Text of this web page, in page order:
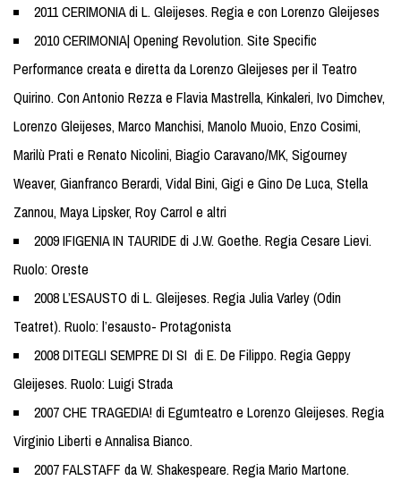
2011 CERIMONIA di L. Gleijeses. Regia e con Lorenzo Gleijeses
2010 CERIMONIA| Opening Revolution. Site Specific
Performance creata e diretta da Lorenzo Gleijeses per il Teatro
Quirino. Con Antonio Rezza e Flavia Mastrella, Kinkaleri, Ivo Dimchev,
Lorenzo Gleijeses, Marco Manchisi, Manolo Muoio, Enzo Cosimi,
Marilù Prati e Renato Nicolini, Biagio Caravano/MK, Sigourney
Weaver, Gianfranco Berardi, Vidal Bini, Gigi e Gino De Luca, Stella
Zannou, Maya Lipsker, Roy Carrol e altri
2009 IFIGENIA IN TAURIDE di J.W. Goethe. Regia Cesare Lievi.
Ruolo: Oreste
2008 L’ESAUSTO di L. Gleijeses. Regia Julia Varley (Odin
Teatret). Ruolo: l’esausto- Protagonista
2008 DITEGLI SEMPRE DI SI di E. De Filippo. Regia Geppy
Gleijeses. Ruolo: Luigi Strada
2007 CHE TRAGEDIA! di Egumteatro e Lorenzo Gleijeses. Regia
Virginio Liberti e Annalisa Bianco.
2007 FALSTAFF da W. Shakespeare. Regia Mario Martone.